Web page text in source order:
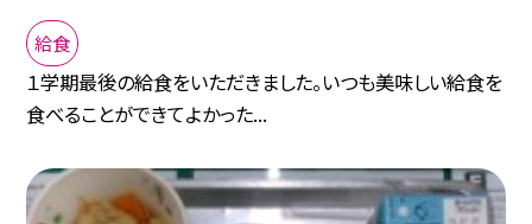
給食
１学期最後の給食をいただきました。いつも美味しい給食を
食べることができてよかった...